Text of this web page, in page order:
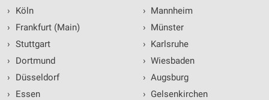
›
Köln
›
Frankfurt (Main)
› Stuttgart
›
Dortmund
›
Düsseldorf
›
Essen
› Mannheim
› Münster
› Karlsruhe
› Wiesbaden
› Augsburg
› Gelsenkirchen